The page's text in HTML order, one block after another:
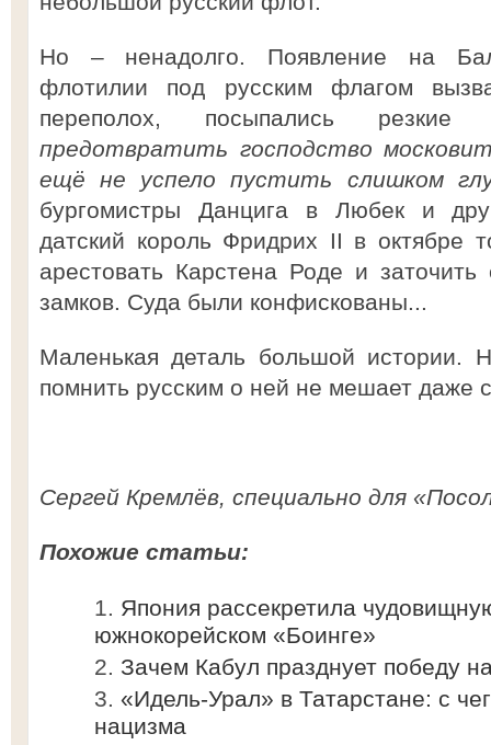
Но – ненадолго. Появление на
флотилии под русским флагом
переполох, посыпались
предотвратить господство
ещё не успело пустить слишком
бургомистры Данцига в Любек и
датский король Фридрих II в октябре
арестовать Карстена Роде и
замков. Суда были конфискованы...
Маленькая деталь большой истории.
помнить русским о ней не мешает даже
Сергей Кремлёв, специально для
Похожие статьи:
Япония рассекретила
южнокорейском «Боинге»
Зачем Кабул празднует победу
«Идель-Урал» в Татарстане: с
нацизма